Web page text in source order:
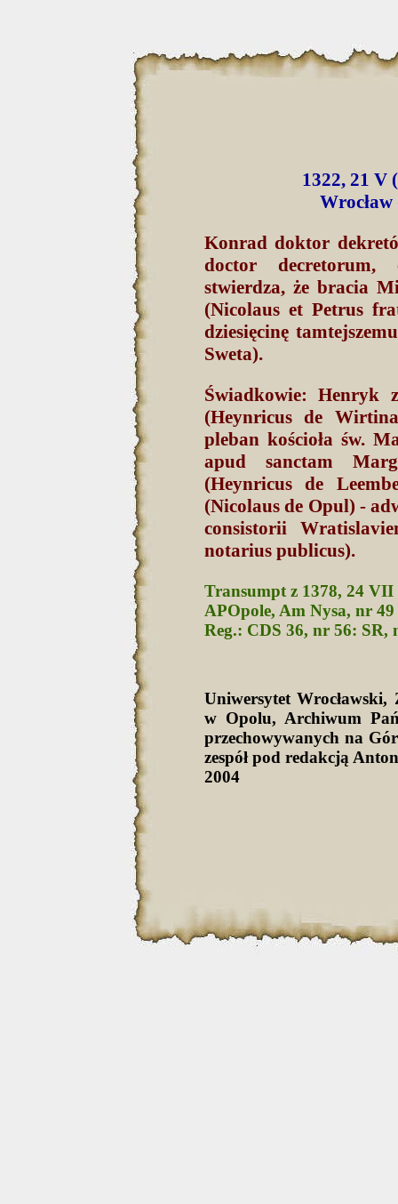
1322, 21 V
Konrad doktor
doctor decretorum,
stwierdza, że bracia
(Nicolaus et Petrus
dziesięcinę
Sweta).
Świadkowie: Henryk
(Heynricus de
pleban kościoła św.
apud sanctam
(Heynricus de
(Nicolaus de Opul) -
consistorii
notarius publicus).
Transumpt z 1378, 24 VII
APOpole, Am Nysa, nr 49
Reg.: CDS 36, nr 56: SR,
Uniwersytet
w Opolu, Archiwum
przechowywanych na
zespół pod redakcją
2004